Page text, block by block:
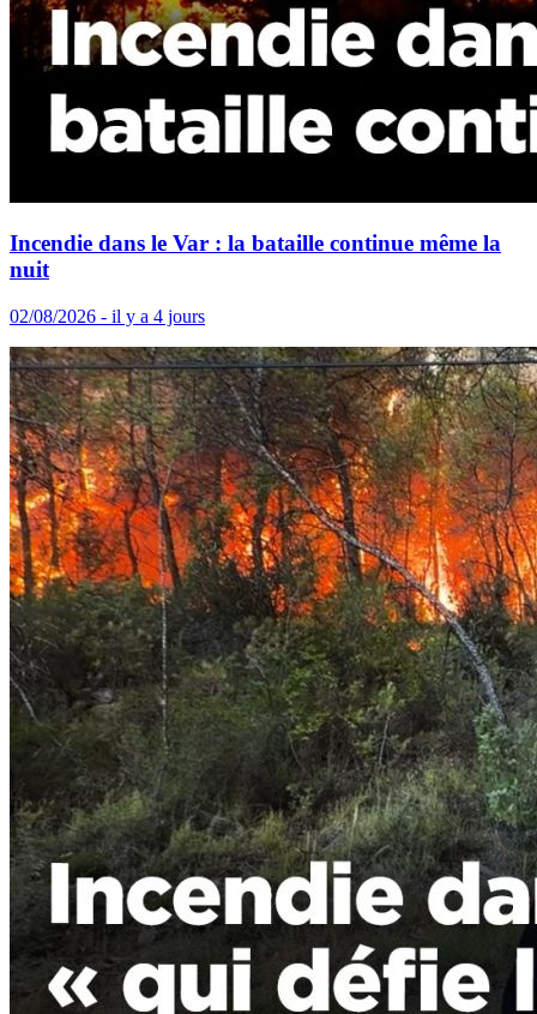
Incendie dans le Var : la bataille continue même la
nuit
02/08/2026 - il y a 4 jours